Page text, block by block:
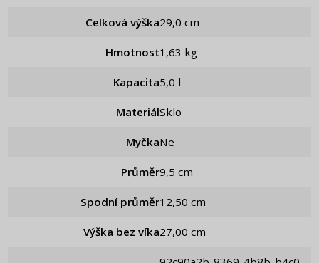
Celková výška 29,0 cm
Hmotnost 1,63 kg
Kapacita 5,0 l
Materiál Sklo
Myčka Ne
Průměr 9,5 cm
Spodní průměr 12,50 cm
Výška bez víka 27,00 cm